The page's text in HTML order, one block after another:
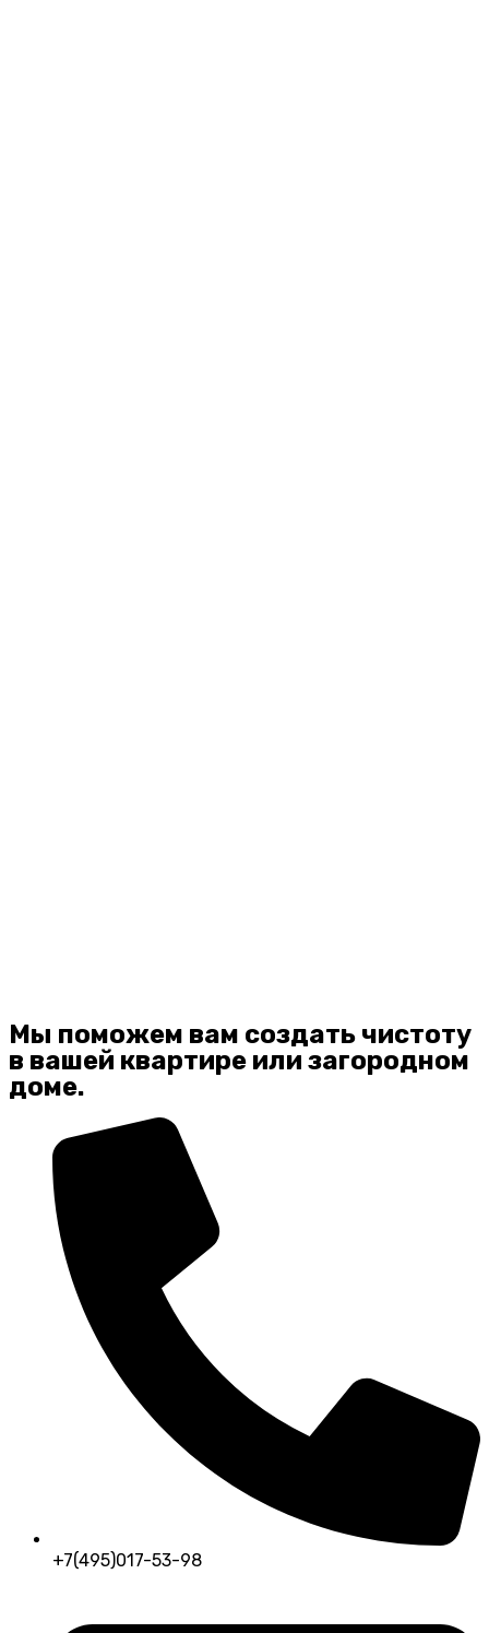
Мы поможем вам создать чистоту
в вашей квартире или загородном
доме.
+7(495)017-53-98